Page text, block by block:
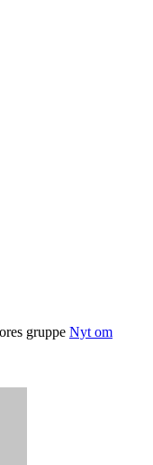
gruppe Nyt om